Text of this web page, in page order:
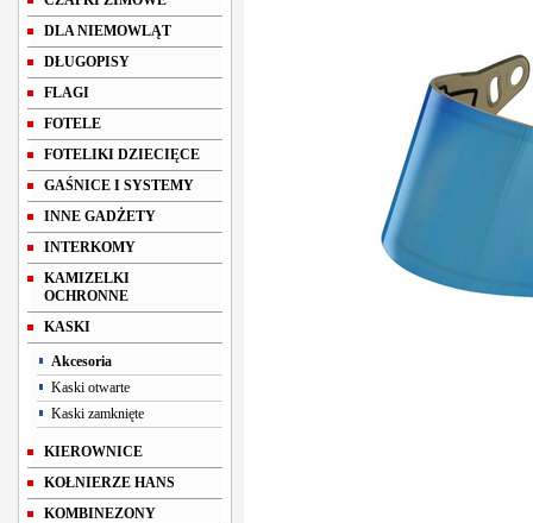
DLA NIEMOWLĄT
DŁUGOPISY
FLAGI
FOTELE
FOTELIKI DZIECIĘCE
GAŚNICE I SYSTEMY
INNE GADŻETY
INTERKOMY
KAMIZELKI
OCHRONNE
KASKI
Akcesoria
Kaski otwarte
Kaski zamknięte
KIEROWNICE
KOŁNIERZE HANS
KOMBINEZONY